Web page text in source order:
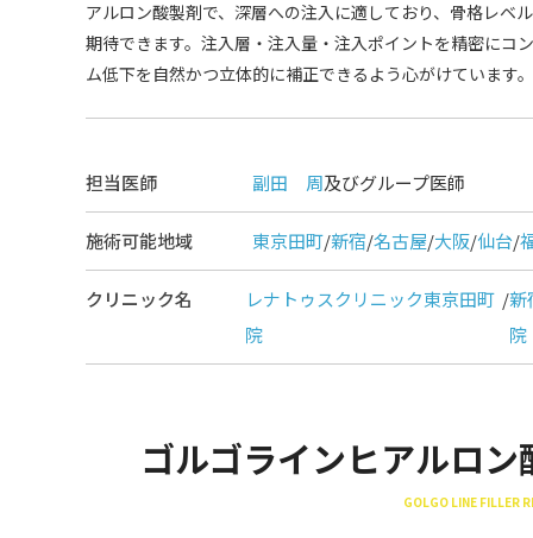
アルロン酸製剤で、深層への注入に適しており、骨格レベ
期待できます。注入層・注入量・注入ポイントを精密にコ
ム低下を自然かつ立体的に補正できるよう心がけています。
担当医師 副田 周及びグループ医師
施術可能地域 東京田町/新宿/名古屋/大阪/仙台/
クリニック名
レナトゥスクリニック東京田町
院
/新
院
ゴルゴラインヒアルロ
GOLGO LINE FILLER